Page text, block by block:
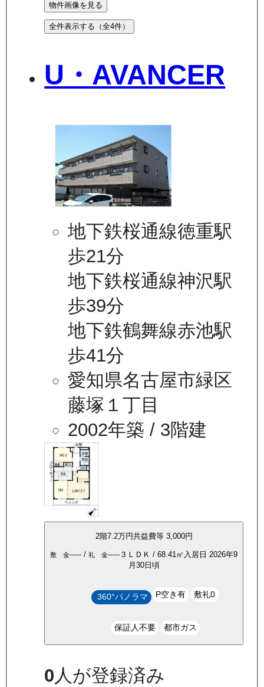
物件画像を見る
全件表示する（全4件）
U・AVANCER
地下鉄桜通線徳重駅
歩21分
地下鉄桜通線神沢駅
歩39分
地下鉄鶴舞線赤池駅
歩41分
愛知県名古屋市緑区
藤塚１丁目
2002年築 / 3階建
2階7.2万円共益費等 3,000円
敷 金----- / 礼 金----- ３ＬＤＫ / 68.41㎡ 入居日 2026年9
月30日頃
360°パノラマ P空き有 敷礼0
保証人不要 都市ガス
0人が登録済み